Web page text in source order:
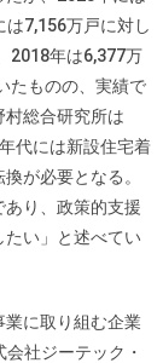
7,156万戸に対し
2018年は6,377万
たものの、実績で
総合研究所は
代には新設住宅着
が必要となる。
り、政策的支援
たい」と述べてい
業に取り組む企業
社ジーテック・